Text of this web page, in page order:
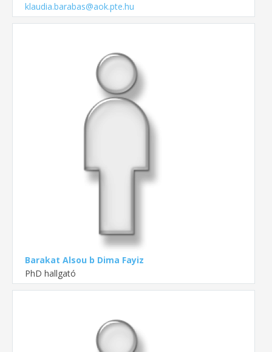
klaudia.barabas@aok.pte.hu
Barakat Alsou b Dima Fayiz
PhD hallgató